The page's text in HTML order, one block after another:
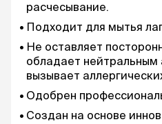
расчесывание.
Подходит для мытья
Не оставляет
обладает
вызывает
Одобрен
Создан на основе